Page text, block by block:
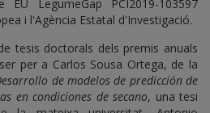
LegumeGap PCI2019-103597
i l'Agència Estatal d'Investigació.
tesis doctorals dels premis anuals
per a Carlos Sousa Ortega, de la
de modelos de predicción de
en condiciones de secano, una tesi